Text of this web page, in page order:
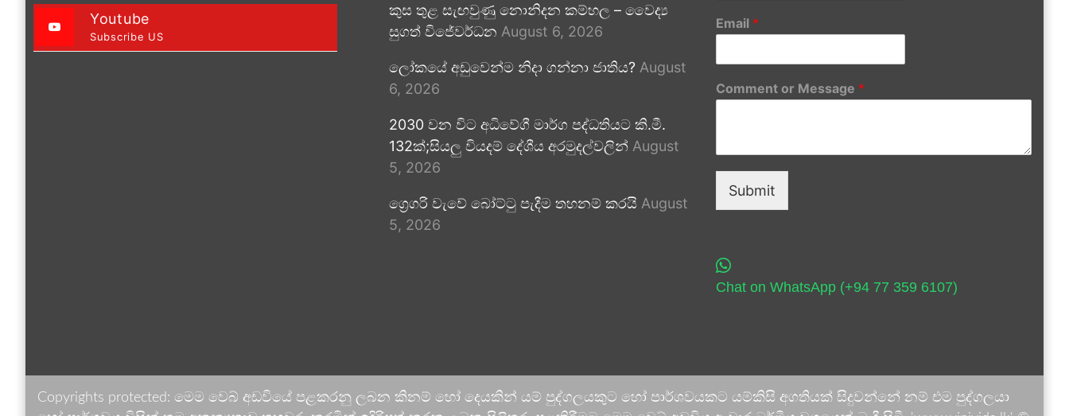
Youtube
Subscribe US
කුස තුළ සැඟවුණු නොනිදන කම්හල – වෛද්‍ය
සුගත් විජේවර්ධන August 6, 2026
ලෝකයේ අඩුවෙන්ම නිදා ගන්නා ජාතිය? August
6, 2026
2030 වන විට අධිවේගී මාර්ග පද්ධතියට කි.මී.
132ක්;සියලු වියදම් දේශීය අරමුදල්වලින් August
5, 2026
ග්‍රෙගරි වැවේ බෝට්ටු පැදීම තහනම් කරයි August
5, 2026
Email *
Comment or Message *
Submit
Chat on WhatsApp (+94 77 359 6107)
Copyrights protected: මෙම වෙබ් අඩවියේ පළකරනු ලබන කිනම් හෝ දෙයකින් යම් පුද්ගලයකුට හෝ පාර්ශවයකට යම්කිසි අගතියක් සිදුවන්නේ නම් එම පුද්ගලයා